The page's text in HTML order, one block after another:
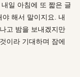
일 아침에 또 짧은 글
해서 말이지요. 내
고 밤을 보내겠지만
이라 기대하며 잠에